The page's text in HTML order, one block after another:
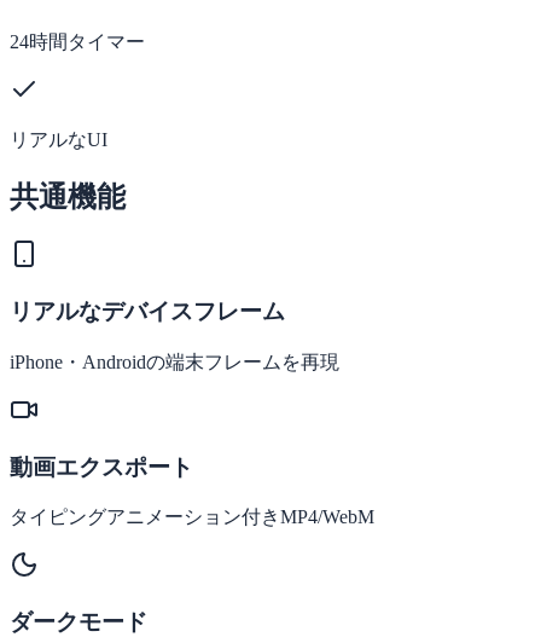
24時間タイマー
リアルなUI
共通機能
リアルなデバイスフレーム
iPhone・Androidの端末フレームを再現
動画エクスポート
タイピングアニメーション付きMP4/WebM
ダークモード